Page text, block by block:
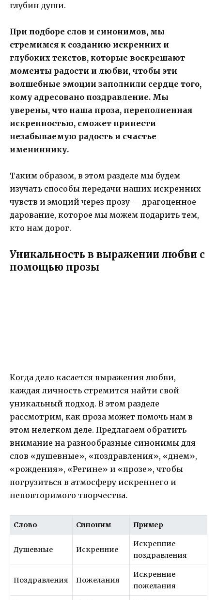
глубин души.
При подборе слов и синонимов, мы
стремимся к созданию искренних и
глубоких текстов, которые воскрешают
моменты радости и любви, чтобы эти
волшебные эмоции заполнили сердце того,
кому адресовано поздравление. Мы
уверены, что наша проза, переполненная
искренностью, сможет принести
незабываемую радость и счастье
имениннику.
Таким образом, в этом разделе мы будем
изучать способы передачи наших искренних
чувств и эмоций через прозу — драгоценное
дарование, которое мы можем подарить тем,
кто нам дорог.
Уникальность в выражении любви с
помощью прозы
Когда дело касается выражения любви,
каждая личность стремится найти свой
уникальный подход. В этом разделе
рассмотрим, как проза может помочь нам в
этом нелегком деле. Предлагаем обратить
внимание на разнообразные синонимы для
слов «душевные», «поздравления», «днем»,
«рождения», «Регине» и «прозе», чтобы
погрузиться в атмосферу искреннего и
неповторимого творчества.
Слово Синоним Пример
Душевные Искренние
Искренние
поздравления
Поздравления Пожелания
Искренние
пожелания